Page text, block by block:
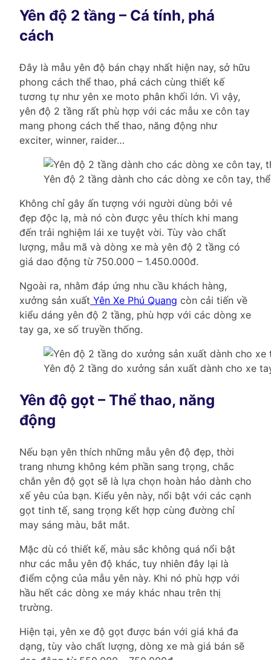
Yên độ 2 tầng – Cá tính, phá
cách
Đây là mẫu yên độ bán chạy nhất hiện nay, sở hữu
phong cách thể thao, phá cách cùng thiết kế
tương tự như yên xe moto phân khối lớn. Vì vậy,
yên độ 2 tầng rất phù hợp với các mẫu xe côn tay
mang phong cách thể thao, năng động như
exciter, winner, raider…
Yên độ 2 tầng dành cho các dòng xe côn tay,
Không chỉ gây ấn tượng với người dùng bởi vẻ
đẹp độc lạ, mà nó còn được yêu thích khi mang
đến trải nghiệm lái xe tuyệt vời. Tùy vào chất
lượng, mẫu mã và dòng xe mà yên độ 2 tầng có
giá dao động từ 750.000 – 1.450.000đ.
Ngoài ra, nhằm đáp ứng nhu cầu khách hàng,
xưởng sản xuất Yên Xe Phú Quang còn cải tiến về
kiểu dáng yên độ 2 tầng, phù hợp với các dòng xe
tay ga, xe số truyền thống.
Yên độ 2 tầng do xưởng sản xuất dành cho xe
Yên độ gọt – Thể thao, năng
động
Nếu bạn yên thích những mẫu yên độ đẹp, thời
trang nhưng không kém phần sang trọng, chắc
chắn yên độ gọt sẽ là lựa chọn hoàn hảo dành cho
xế yêu của bạn. Kiểu yên này, nổi bật với các cạnh
gọt tinh tế, sang trọng kết hợp cùng đường chỉ
may sáng màu, bắt mắt.
Mặc dù có thiết kế, màu sắc không quá nổi bật
như các mẫu yên độ khác, tuy nhiên đây lại là
điểm cộng của mẫu yên này. Khi nó phù hợp với
hầu hết các dòng xe máy khác nhau trên thị
trường.
Hiện tại, yên xe độ gọt được bán với giá khá đa
dạng, tùy vào chất lượng, dòng xe mà giá bán sẽ